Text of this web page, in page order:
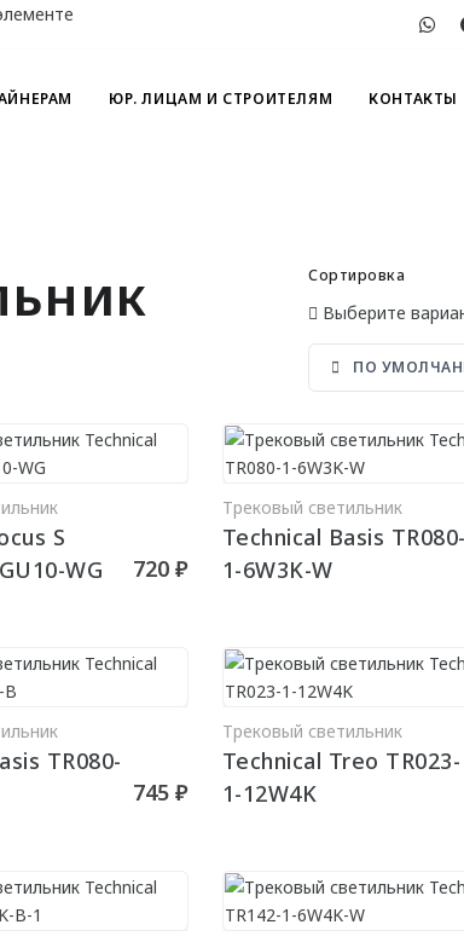
ЮР. ЛИЦАМ И СТРОИТЕЛЯМ КОНТАКТЫ
Сортировка
Выберите
ПО
S
WG
720 ₽
Трековый светильник
Technical Basis TR080-
1-6W3K-W
TR080-
745 ₽
Трековый светильник
Technical Treo TR023-
1-12W4K